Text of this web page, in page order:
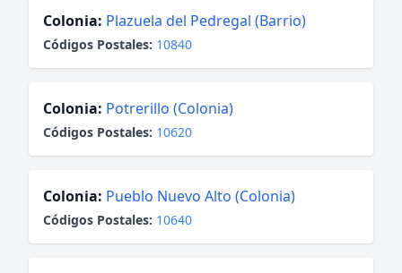
Colonia: Plazuela del Pedregal (Barrio)
Códigos Postales: 10840
Colonia: Potrerillo (Colonia)
Códigos Postales: 10620
Colonia: Pueblo Nuevo Alto (Colonia)
Códigos Postales: 10640